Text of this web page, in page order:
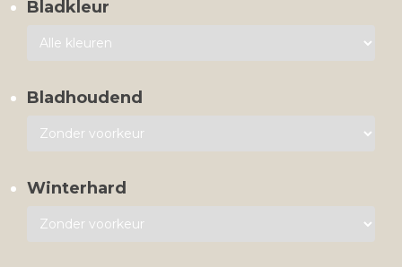
Bladkleur
Bladhoudend
Winterhard